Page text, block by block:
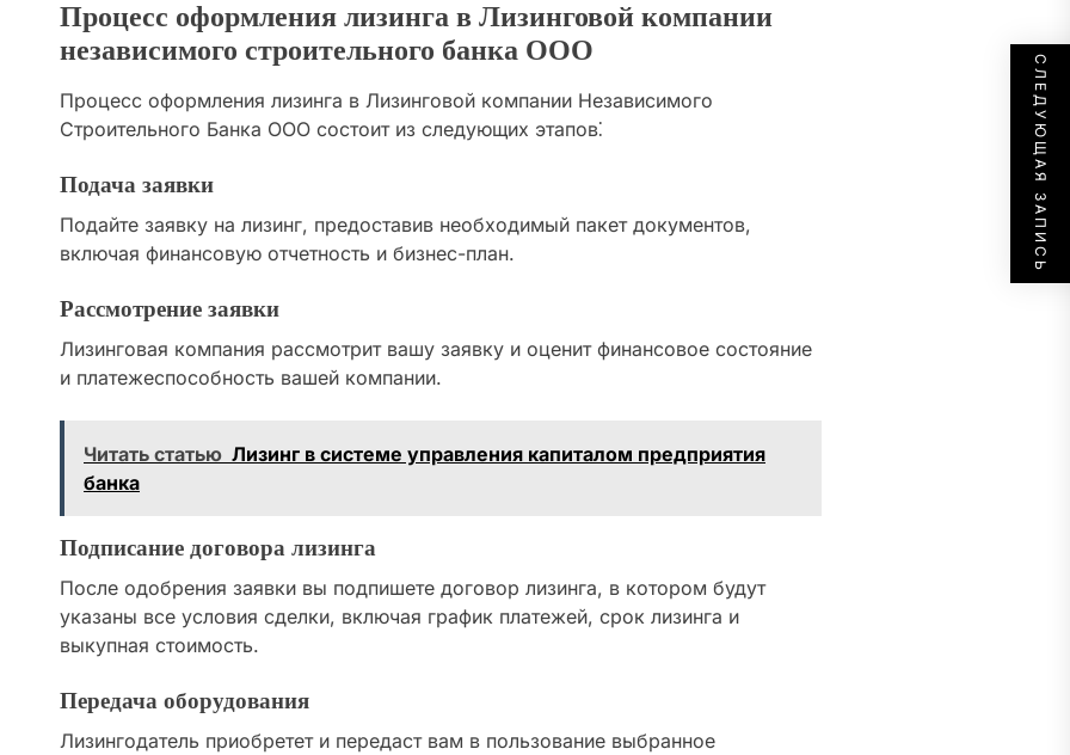
Процесс оформления лизинга в Лизинговой компании
независимого строительного банка ООО
Процесс оформления лизинга в Лизинговой компании Независимого
Строительного Банка ООО состоит из следующих этапов⁚
Подача заявки
Подайте заявку на лизинг, предоставив необходимый пакет документов,
включая финансовую отчетность и бизнес-план.
Рассмотрение заявки
Лизинговая компания рассмотрит вашу заявку и оценит финансовое состояние
и платежеспособность вашей компании.
Читать статью Лизинг в системе управления капиталом предприятия
банка
Подписание договора лизинга
После одобрения заявки вы подпишете договор лизинга, в котором будут
указаны все условия сделки, включая график платежей, срок лизинга и
выкупная стоимость.
Передача оборудования
Лизингодатель приобретет и передаст вам в пользование выбранное
СЛЕДУЮЩАЯ ЗАПИСЬ